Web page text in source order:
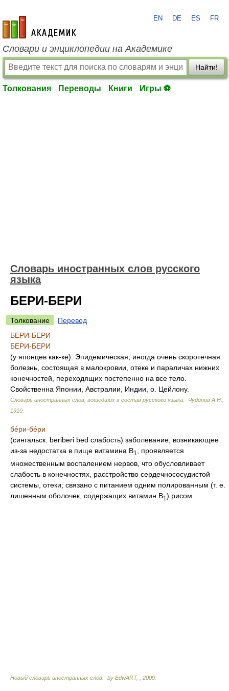
academic.ru
EN DE ES FR
Словари и энциклопедии на Академике
Найти!
Толкования Переводы Книги Игры ⚽
Словарь иностранных слов русского
языка
БЕРИ-БЕРИ
Толкование
Перевод
БЕРИ-БЕРИ
БЕРИ-БЕРИ
(у японцев как-ке). Эпидемическая, иногда очень скоротечная
болезнь, состоящая в малокровии, отеке и параличах нижних
конечностей, переходящих постепенно на все тело.
Свойственна Японии, Австралии, Индии, о. Цейлону.
Словарь иностранных слов, вошедших в состав русского языка.- Чудинов А.Н.
1910
бе́ри-бе́ри
(сингальск. beriberi bed слабость) заболевание, возникающее
из-за недостатка в пище витамина B1
, проявляется
множественным воспалением нервов, что обусловливает
слабость в конечностях, расстройство сердечнососудистой
системы, отеки; связано с питанием одним полированным (т. е.
лишенным оболочек, содержащих витамин B1 ) рисом.
Новый словарь иностранных слов.- by EdwART, 2009